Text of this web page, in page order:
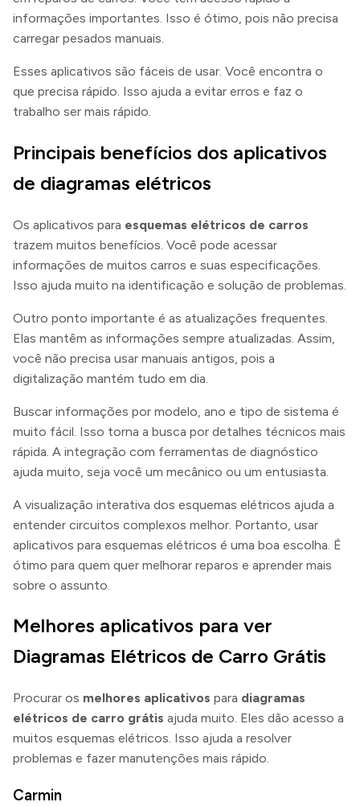
informações importantes. Isso é ótimo, pois não precisa
carregar pesados manuais.
Esses aplicativos são fáceis de usar. Você encontra o
que precisa rápido. Isso ajuda a evitar erros e faz o
trabalho ser mais rápido.
Principais benefícios dos aplicativos
de diagramas elétricos
Os aplicativos para esquemas elétricos de carros
trazem muitos benefícios. Você pode acessar
informações de muitos carros e suas especificações.
Isso ajuda muito na identificação e solução de problemas.
Outro ponto importante é as atualizações frequentes.
Elas mantêm as informações sempre atualizadas. Assim,
você não precisa usar manuais antigos, pois a
digitalização mantém tudo em dia.
Buscar informações por modelo, ano e tipo de sistema é
muito fácil. Isso torna a busca por detalhes técnicos mais
rápida. A integração com ferramentas de diagnóstico
ajuda muito, seja você um mecânico ou um entusiasta.
A visualização interativa dos esquemas elétricos ajuda a
entender circuitos complexos melhor. Portanto, usar
aplicativos para esquemas elétricos é uma boa escolha. É
ótimo para quem quer melhorar reparos e aprender mais
sobre o assunto.
Melhores aplicativos para ver
Diagramas Elétricos de Carro Grátis
Procurar os melhores aplicativos para diagramas
elétricos de carro grátis ajuda muito. Eles dão acesso a
muitos esquemas elétricos. Isso ajuda a resolver
problemas e fazer manutenções mais rápido.
Carmin